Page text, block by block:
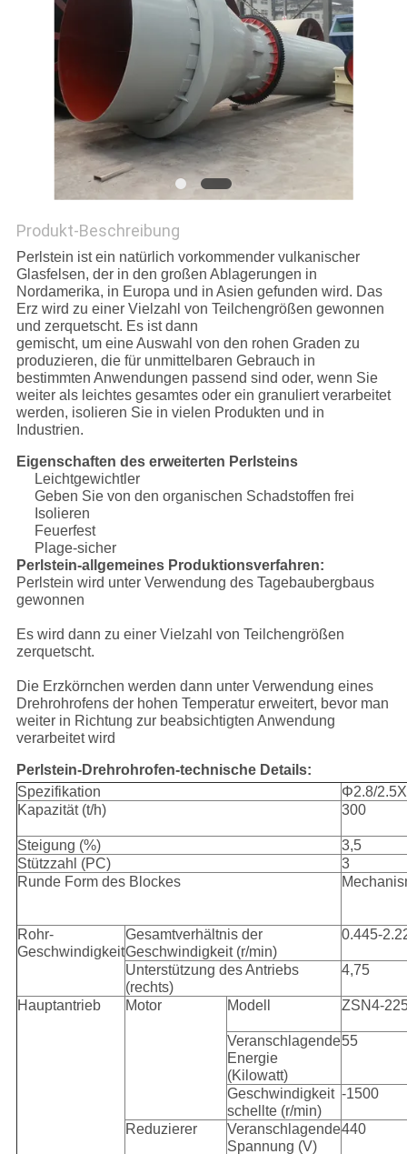
Produkt-Beschreibung
Perlstein ist ein natürlich vorkommender vulkanischer
Glasfelsen, der in den großen Ablagerungen in
Nordamerika, in Europa und in Asien gefunden wird. Das
Erz wird zu einer Vielzahl von Teilchengrößen gewonnen
und zerquetscht. Es ist dann
gemischt, um eine Auswahl von den rohen Graden zu
produzieren, die für unmittelbaren Gebrauch in
bestimmten Anwendungen passend sind oder, wenn Sie
weiter als leichtes gesamtes oder ein granuliert verarbeitet
werden, isolieren Sie in vielen Produkten und in
Industrien.
Eigenschaften des erweiterten Perlsteins
Leichtgewichtler
Geben Sie von den organischen Schadstoffen frei
Isolieren
Feuerfest
Plage-sicher
Perlstein-allgemeines Produktionsverfahren:
Perlstein wird unter Verwendung des Tagebaubergbaus
gewonnen
Es wird dann zu einer Vielzahl von Teilchengrößen
zerquetscht.
Die Erzkörnchen werden dann unter Verwendung eines
Drehrohrofens der hohen Temperatur erweitert, bevor man
weiter in Richtung zur beabsichtigten Anwendung
verarbeitet wird
Perlstein-Drehrohrofen-technische Details:
Spezifikation
Φ2.8/
Kapazität (t/h)
300
Steigung (%)
3,5
Stützzahl (PC)
3
Runde Form des Blockes
Rohr-
Geschwindigkeit
Gesamtverhältnis der
Geschwindigkeit (r/min)
0.445-
Unterstützung des Antriebs
(rechts)
4,75
Hauptantrieb Motor Modell ZSN4-
Veranschlagende
Energie
(Kilowatt)
55
Geschwindigkeit
schellte (r/min)
-1500
Reduzierer
Veranschlagende
Spannung (V)
440